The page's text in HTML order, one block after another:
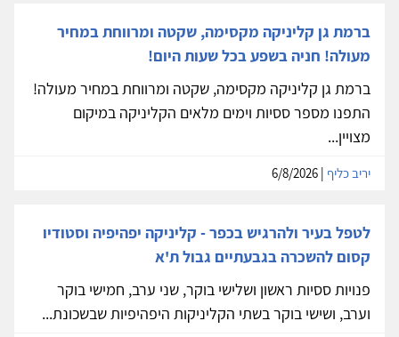
ברמת גן קליניקה מקסימה, שקטה ומרווחת במחיר
מעולה! חניה בשפע בכל שעות היום!
ברמת גן קליניקה מקסימה, שקטה ומרווחת במחיר מעולה!
התפנו מספר ססיות וימים מלאים הקליניקה במיקום
מצויין...
יריב כליף
לטפל בעיר ולהרגיש בכפר - קליניקה יפהיפיה וסטודיו
קסום להשכרה בגבעתיים גבול ת'א
פנויות ססיות ראשון ושלישי בוקר, שני ערב, חמישי בוקר
וערב, ושישי בוקר בשתי הקליניקות היפהיפיות שבשכונת...